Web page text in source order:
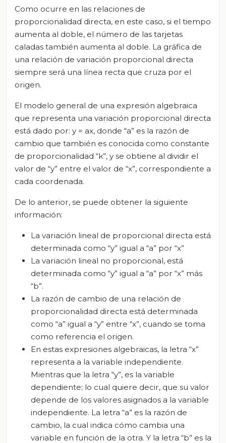
Como ocurre en las relaciones de
proporcionalidad directa, en este caso, si el tiempo
aumenta al doble, el número de las tarjetas
caladas también aumenta al doble. La gráfica de
una relación de variación proporcional directa
siempre será una línea recta que cruza por el
origen.
El modelo general de una expresión algebraica
que representa una variación proporcional directa
está dado por: y = ax, donde “a” es la razón de
cambio que también es conocida como constante
de proporcionalidad “k”, y se obtiene al dividir el
valor de “y” entre el valor de “x”, correspondiente a
cada coordenada.
De lo anterior, se puede obtener la siguiente
información:
La variación lineal de proporcional directa está
determinada como “y” igual a “a” por “x”
La variación lineal no proporcional, está
determinada como “y” igual a “a” por “x” más
“b”.
La razón de cambio de una relación de
proporcionalidad directa está determinada
como “a” igual a “y” entre “x”, cuando se toma
como referencia el origen.
En estas expresiones algebraicas, la letra “x”
representa a la variable independiente.
Mientras que la letra “y”, es la variable
dependiente; lo cual quiere decir, que su valor
depende de los valores asignados a la variable
independiente. La letra “a” es la razón de
cambio, la cual indica cómo cambia una
variable en función de la otra. Y la letra “b” es la